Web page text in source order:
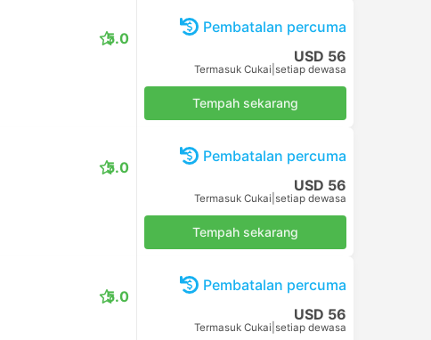
5.0
Pembatalan percuma
USD 56
Termasuk Cukai setiap dewasa
Tempah sekarang
5.0
Pembatalan percuma
USD 56
Termasuk Cukai setiap dewasa
Tempah sekarang
5.0
Pembatalan percuma
USD 56
Termasuk Cukai setiap dewasa